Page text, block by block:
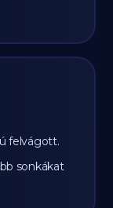
felvágott.
sonkákat